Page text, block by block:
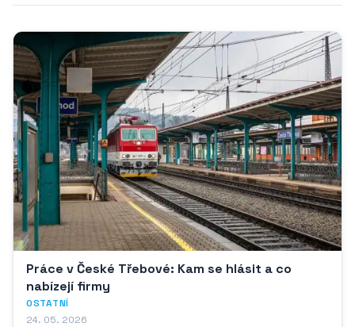
Práce v České Třebové: Kam se hlásit a co
nabízejí firmy
OSTATNÍ
24. 05. 2026